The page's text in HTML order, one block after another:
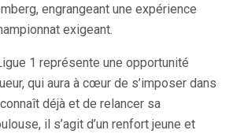
engrangeant une expérience
exigeant.
1 représente une opportunité
qui aura à cœur de s’imposer dans
déjà et de relancer sa
il s’agit d’un renfort jeune et